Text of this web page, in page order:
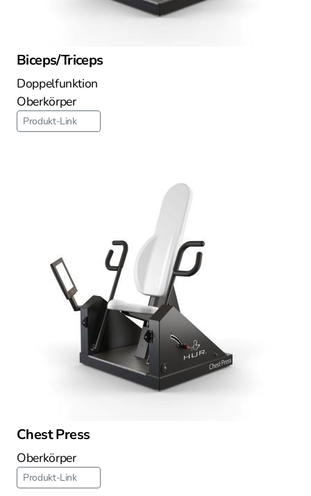
Biceps/Triceps
Doppelfunktion
Oberkörper
Produkt-Link
Chest Press
Oberkörper
Produkt-Link